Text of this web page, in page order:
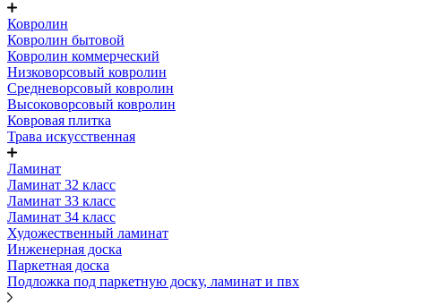
Ковролин
Ковролин бытовой
Ковролин коммерческий
Низковорсовый ковролин
Средневорсовый ковролин
Высоковорсовый ковролин
Ковровая плитка
Трава искусственная
Ламинат
Ламинат 32 класс
Ламинат 33 класс
Ламинат 34 класс
Художественный ламинат
Инженерная доска
Паркетная доска
Подложка под паркетную доску, ламинат и пвх